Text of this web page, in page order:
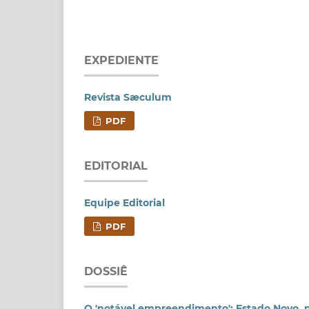
EXPEDIENTE
Revista Sæculum
PDF
EDITORIAL
Equipe Editorial
PDF
DOSSIÊ